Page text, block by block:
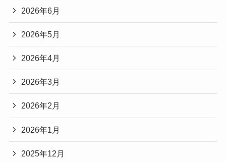
2026年6月
2026年5月
2026年4月
2026年3月
2026年2月
2026年1月
2025年12月